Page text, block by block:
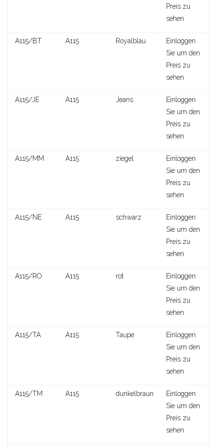
Preis zu
sehen
A115/BT A115 Royalblau
Einloggen
Sie um den
Preis zu
sehen
A115/JE A115 Jeans
Einloggen
Sie um den
Preis zu
sehen
A115/MM A115 ziegel
Einloggen
Sie um den
Preis zu
sehen
A115/NE A115 schwarz
Einloggen
Sie um den
Preis zu
sehen
A115/RO A115 rot
Einloggen
Sie um den
Preis zu
sehen
A115/TA A115 Taupe
Einloggen
Sie um den
Preis zu
sehen
A115/TM A115 dunkelbraun
Einloggen
Sie um den
Preis zu
sehen